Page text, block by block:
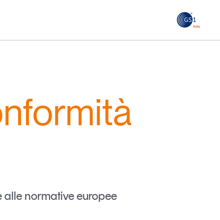
GS1
Iscriviti
normative europee